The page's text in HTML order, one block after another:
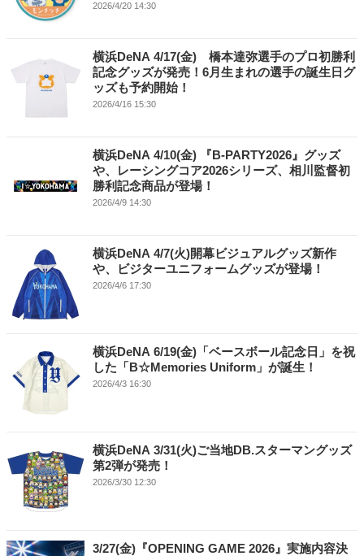
2026/4/20 14:30
横浜DeNA 4/17(金) 橋本達弥選手のプロ初勝利
記念グッズが発売！6月生まれの選手の誕生日グ
ッズも予約開始！
2026/4/16 15:30
横浜DeNA 4/10(金) 『B-PARTY2026』グッズ
や、レーシングコア2026シリーズ、相川監督初
勝利記念商品が登場！
2026/4/9 14:30
横浜DeNA 4/7(火)開幕ビジュアルグッズ新作
や、ビジターユニフォームグッズが登場！
2026/4/6 17:30
横浜DeNA 6/19(金)「ベースボール記念日」を祝
した「B☆Memories Uniform」が誕生！
2026/4/3 16:30
横浜DeNA 3/31(火)ご当地DB.スターマングッズ
第2弾が発売！
2026/3/30 12:30
3/27(金)『OPENING GAME 2026』実施内容決